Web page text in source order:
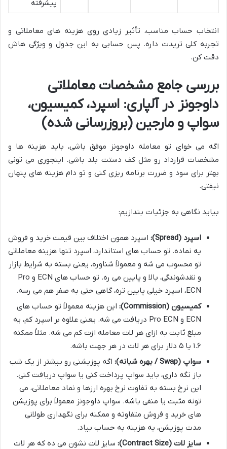
پیشرفته
انتخاب حساب مناسب، تأثیر زیادی روی هزینه های معاملاتی و
تجربه کلی تریدت داره. پس حسابی به این جدول و ویژگی هاش
دقت کن.
بررسی جامع مشخصات معاملاتی
داوجونز در آلپاری: اسپرد، کمیسیون،
سواپ و مارجین (بروزرسانی شده)
اگه می خوای تو معامله داوجونز موفق باشی، باید هزینه ها و
مشخصات قرارداد رو مثل کف دستت بلد باشی. اینجوری می تونی
بهتر برای سود و ضررت برنامه ریزی کنی و تو دام هزینه های پنهان
نیفتی.
بیاید نگاهی به جزئیات بندازیم:
اسپرد (Spread):
اسپرد همون اختلاف بین قیمت خرید و فروش
یه نماده. تو حساب های استاندارد، اسپرد تنها هزینه معاملاتی
تو محسوب می شه و معمولاً شناوره، یعنی بسته به شرایط بازار
و نقدشوندگی، بالا و پایین می ره. تو حساب های ECN و Pro
ECN، اسپرد خیلی پایین تره، گاهی حتی به صفر هم می رسه.
کمیسیون (Commission):
این هزینه معمولاً تو حساب های
ECN و Pro ECN دریافت می شه. یعنی علاوه بر اسپرد کم، یه
مبلغ ثابت به ازای هر لات معامله ازت کم می شه. مثلاً ممکنه
۱.۶ یا ۵ دلار برای هر لات در هر جهت باشه.
سواپ (Swap / بهره شبانه):
اگه پوزیشنی رو بیشتر از یک شب
باز نگه داری، باید سواپ پرداخت کنی یا سواپ دریافت کنی.
این نرخ بسته به تفاوت نرخ بهره ارزها و نماد معاملاتی، می
تونه مثبت یا منفی باشه. سواپ داوجونز معمولاً برای پوزیشن
های خرید و فروش متفاوته و ممکنه برای نگهداری طولانی
مدت پوزیشن، یه هزینه به حساب بیاد.
سایز لات (Contract Size):
سایز لات نشون می ده که هر لات